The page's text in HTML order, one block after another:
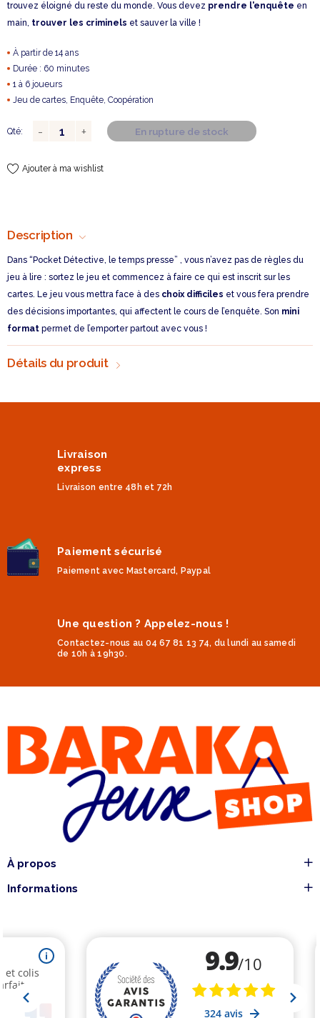
trouvez éloigné du reste du monde. Vous devez prendre l'enquête en
main, trouver les criminels et sauver la ville !
À partir de 14 ans
Durée : 60 minutes
1 à 6 joueurs
Jeu de cartes, Enquête, Coopération
Qté: En rupture de stock
Ajouter à ma wishlist
Description
Dans “Pocket Détective, le temps presse” , vous n’avez pas de règles du
jeu à lire : sortez le jeu et commencez à faire ce qui est inscrit sur les
cartes. Le jeu vous mettra face à des choix difficiles et vous fera prendre
des décisions importantes, qui affectent le cours de l’enquête. Son mini
format permet de l’emporter partout avec vous !
Détails du produit
Livraison
express
Livraison entre 48h et 72h
Paiement sécurisé
Paiement avec Mastercard, Paypal
Une question ? Appelez-nous !
Contactez-nous au 04 67 81 13 74, du lundi au samedi
de 10h à 19h30.
À propos
Informations